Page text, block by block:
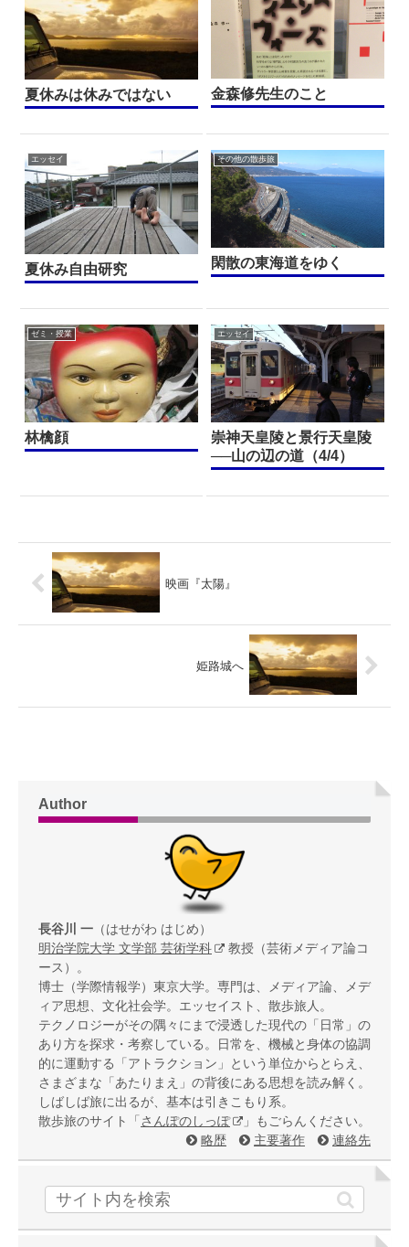
夏休みは休みではない 金森修先生のこと
エッセイ
夏休み自由研究
その他の散歩旅
閑散の東海道をゆく
ゼミ・授業
林檎顔
エッセイ
崇神天皇陵と景行天皇陵
──山の辺の道（4/4）
映画『太陽』
姫路城へ
Author
長谷川 一 （はせがわ はじめ）
明治学院大学 文学部 芸術学科
教授（芸術メディア論コ
ース）。
博士（学際情報学）東京大学。専門は、メディア論、メデ
ィア思想、文化社会学。エッセイスト、散歩旅人。
テクノロジーがその隅々にまで浸透した現代の「日常」の
あり方を探求・考察している。日常を、機械と身体の協調
的に運動する「アトラクション」という単位からとらえ、
さまざまな「あたりまえ」の背後にある思想を読み解く。
しばしば旅に出るが、基本は引きこもり系。
散歩旅のサイト「 さんぽのしっぽ
」もごらんください。
略歴
主要著作 連絡先